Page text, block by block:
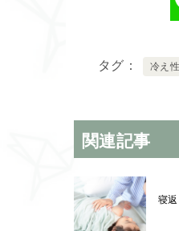
タグ 冷え性
関連記事
寝